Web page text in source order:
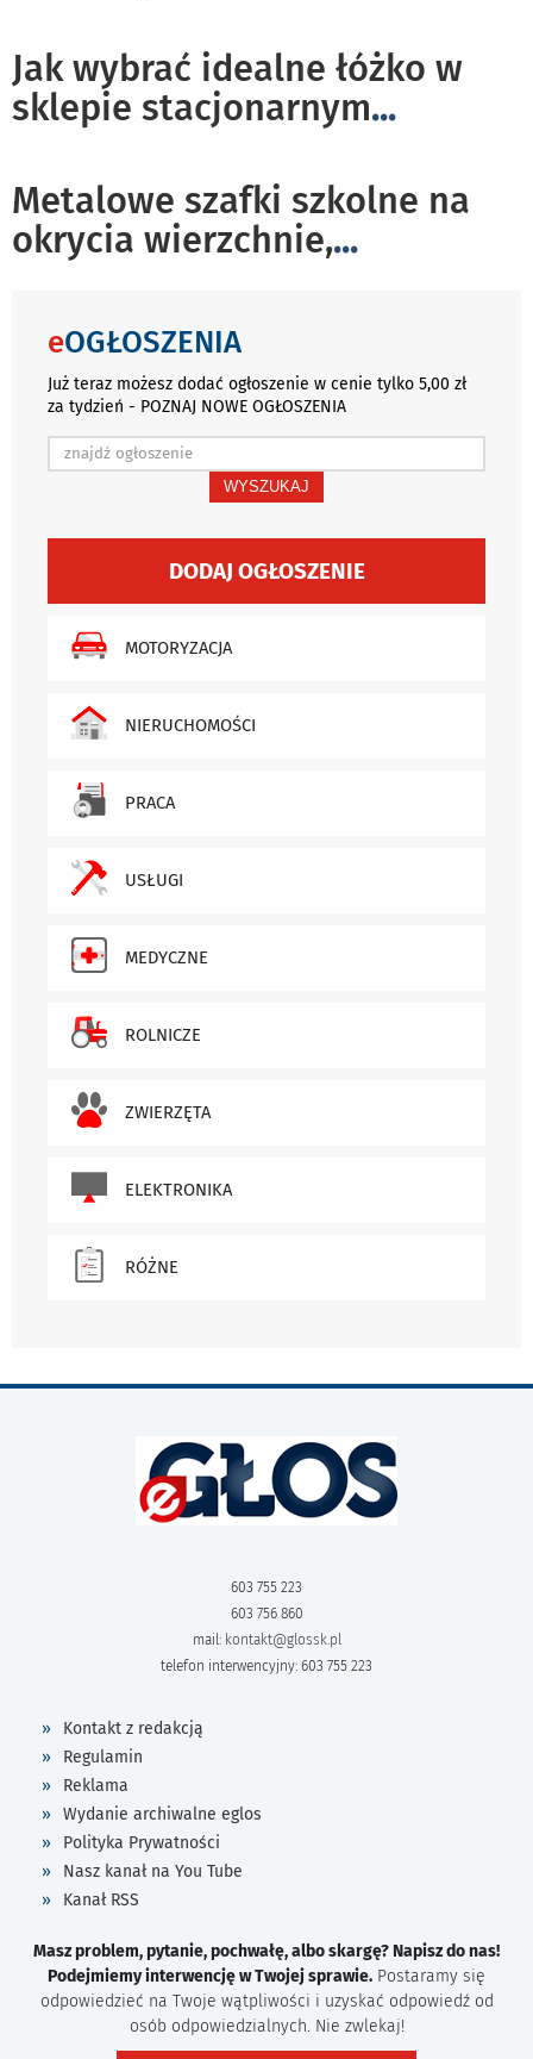
Jak wybrać idealne łóżko w
sklepie stacjonarnym...
Metalowe szafki szkolne na
okrycia wierzchnie,...
eOGŁOSZENIA
Już teraz możesz dodać ogłoszenie w cenie tylko 5,00 zł
za tydzień - POZNAJ NOWE OGŁOSZENIA
WYSZUKAJ
DODAJ OGŁOSZENIE
MOTORYZACJA
NIERUCHOMOŚCI
PRACA
USŁUGI
MEDYCZNE
ROLNICZE
ZWIERZĘTA
ELEKTRONIKA
RÓŻNE
603 755 223
603 756 860
mail: kontakt@glossk.pl
telefon interwencyjny: 603 755 223
Kontakt z redakcją
Regulamin
Reklama
Wydanie archiwalne eglos
Polityka Prywatności
Nasz kanał na You Tube
Kanał RSS
Masz problem, pytanie, pochwałę, albo skargę? Napisz do nas!
Podejmiemy interwencję w Twojej sprawie. Postaramy się
odpowiedzieć na Twoje wątpliwości i uzyskać odpowiedź od
osób odpowiedzialnych. Nie zwlekaj!